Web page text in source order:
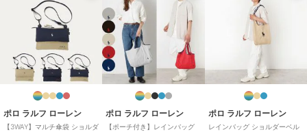
カラー ネイビー、カーキ、ブラック
サイズ 【即日発送】レインバッグカバー
素材
ポリエステル100%
商品のお取り扱い方法
原産国
ポロ ラルフ ローレン
【3WAY】マルチ傘袋 ショルダ
ポロ ラルフ ローレン
【ポーチ付き】レインバッグ
ポロ ラルフ ローレン
レインバッグ ショルダーベル